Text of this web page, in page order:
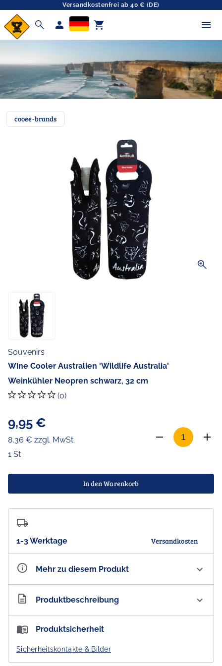
Versandkostenfrei ab 40 € (DE)
search person shopping_cart
cooee-brands
zoom_in
Souvenirs
Wine Cooler Australien 'Wildlife Australia'
Weinkühler Neopren schwarz, 32 cm
(0)
9,95 €
8,36 € zzgl. MwSt.
1 St
In den Warenkorb
1-3 Werktage Versandkosten
Mehr zu diesem Produkt
Artikelnummer AU300376
Produktbeschreibung
Wine Cooler Australien 'Wildlife Australia' Weinkühler
Produktsicherheit
Sicherheitskontakte & Bilder